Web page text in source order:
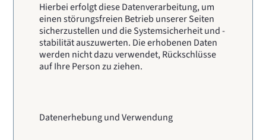
Hierbei erfolgt diese Datenverarbeitung, um
einen störungsfreien Betrieb unserer Seiten
sicherzustellen und die Systemsicherheit und -
stabilität auszuwerten. Die erhobenen Daten
werden nicht dazu verwendet, Rückschlüsse
auf Ihre Person zu ziehen.
Datenerhebung und Verwendung